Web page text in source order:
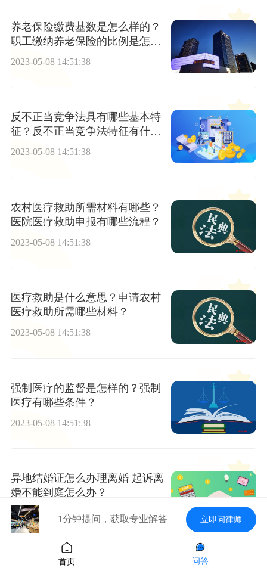
养老保险缴费基数是怎么样的？
职工缴纳养老保险的比例是怎么
样的呢？
2023-05-08 14:51:38
反不正当竞争法具有哪些基本特
征？反不正当竞争法特征有什么
表现？
2023-05-08 14:51:38
农村医疗救助所需材料有哪些？
医院医疗救助申报有哪些流程？
2023-05-08 14:51:38
医疗救助是什么意思？申请农村
医疗救助所需哪些材料？
2023-05-08 14:51:38
强制医疗的监督是怎样的？强制
医疗有哪些条件？
2023-05-08 14:51:38
异地结婚证怎么办理离婚 起诉离
婚不能到庭怎么办？
2023-05-08 14:51:38
子女无力向父母提供赡养费的情
1分钟提问，获取专业解答 立即问律师
首页 问答